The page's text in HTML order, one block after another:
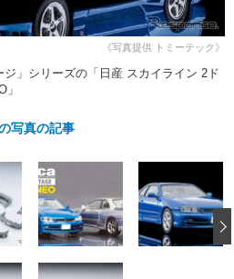
クト
プロショップ検索
ジ
コラム
《写真提供 トミーテック》
ジ」シリーズの「日産 スカイライン 2ド
写真の記事